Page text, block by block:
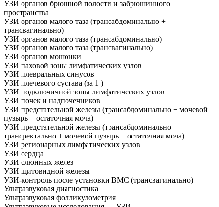
УЗИ органов брюшной полости и забрюшинного
пространства
УЗИ органов малого таза (трансабдоминально +
трансвагинально)
УЗИ органов малого таза (трансабдоминально)
УЗИ органов малого таза (трансвагинально)
УЗИ органов мошонки
УЗИ паховой зоны лимфатических узлов
УЗИ плевральных синусов
УЗИ плечевого сустава (за 1 )
УЗИ подключичной зоны лимфатических узлов
УЗИ почек и надпочечников
УЗИ предстательной железы (трансабдоминально + мочевой
пузырь + остаточная моча)
УЗИ предстательной железы (трансабдоминально +
трансректально + мочевой пузырь + остаточная моча)
УЗИ регионарных лимфатических узлов
УЗИ сердца
УЗИ слюнных желез
УЗИ щитовидной железы
УЗИ-контроль после установки ВМС (трансвагинально)
Ультразвуковая диагностика
Ультразвуковая фолликулометрия